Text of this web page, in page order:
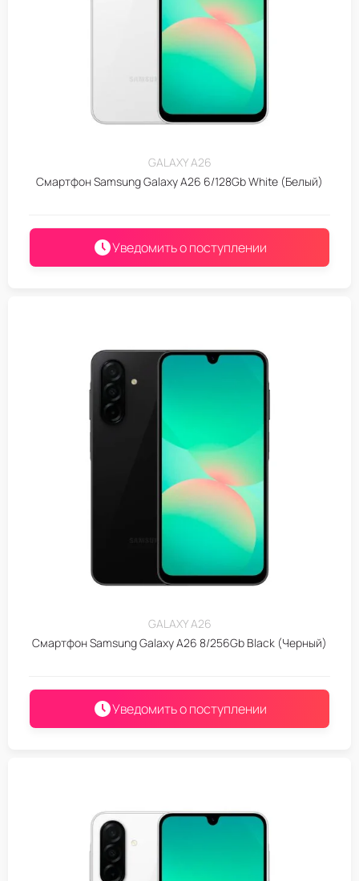
GALAXY A26
Смартфон Samsung Galaxy A26 6/128Gb White (Белый)
Уведомить о поступлении
GALAXY A26
Смартфон Samsung Galaxy A26 8/256Gb Black (Черный)
Уведомить о поступлении